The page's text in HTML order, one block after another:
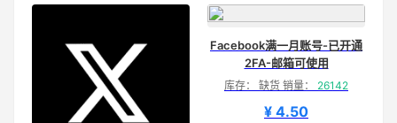
Facebook满一月账号-已开通
2FA-邮箱可使用
库存： 缺货 销量： 26142
¥ 4.50